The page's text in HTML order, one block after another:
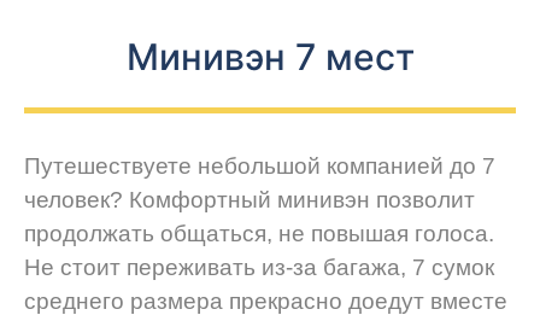
Минивэн 7 мест
Путешествуете небольшой компанией до 7
человек? Комфортный минивэн позволит
продолжать общаться, не повышая голоса.
Не стоит переживать из-за багажа, 7 сумок
среднего размера прекрасно доедут вместе